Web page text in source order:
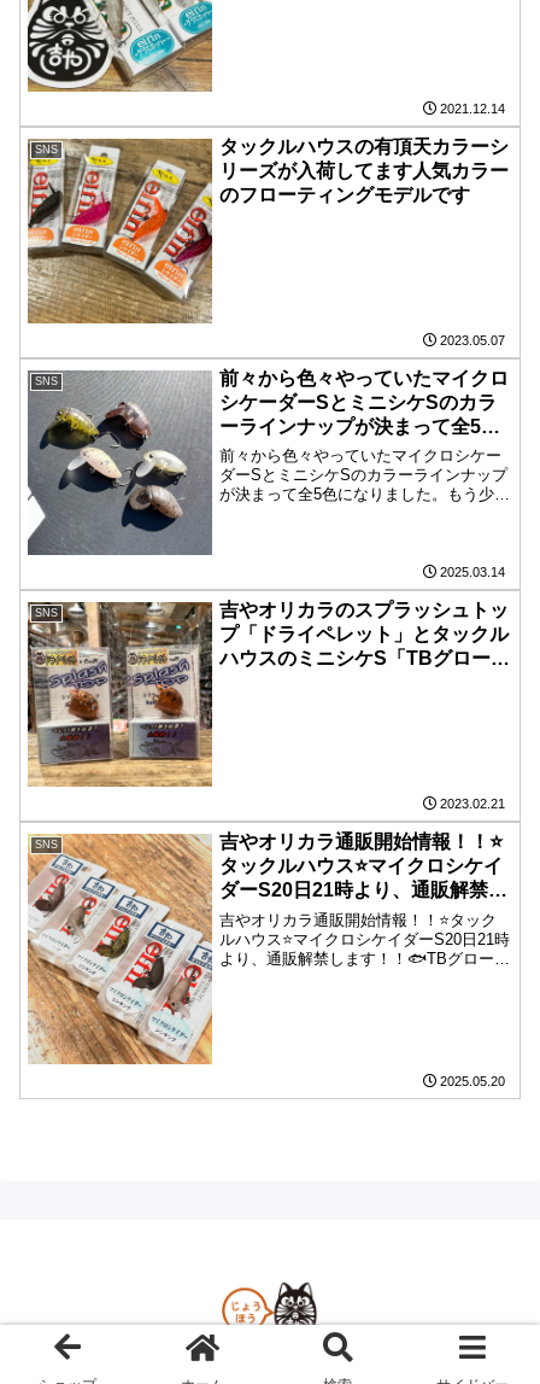
2021.12.14
SNS
タックルハウスの有頂天カラーシ
リーズが入荷してます️人気カラー
のフローティングモデルです
2023.05.07
SNS
前々から色々やっていたマイクロ
シケーダーSとミニシケSのカラ
ーラインナップが決まって全5色
になりました。もう少しで発売出
来そうなのでお楽しみに！
前々から色々やっていたマイクロシケー
ダーSとミニシケSのカラーラインナップ
が決まって全5色になりました。もう少し
2025.03.14
SNS
吉やオリカラのスプラッシュトッ
プ「ドライペレット」とタックル
ハウスのミニシケS「TBグロー」
2023.02.21
SNS
吉やオリカラ通販開始情報！！⭐️
タックルハウス⭐️マイクロシケイ
ダーS20日21時より、通販解禁し
ます！！
吉やオリカラ通販開始情報！！⭐️タック
ルハウス⭐️マイクロシケイダーS20日21時
より、通販解禁します！！🐟TBグロー
2025.05.20
Copyright © 2023 吉や情報 All Rights Reserved.